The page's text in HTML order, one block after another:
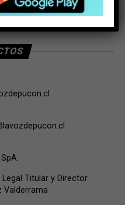
Titular y Director
Valderrama